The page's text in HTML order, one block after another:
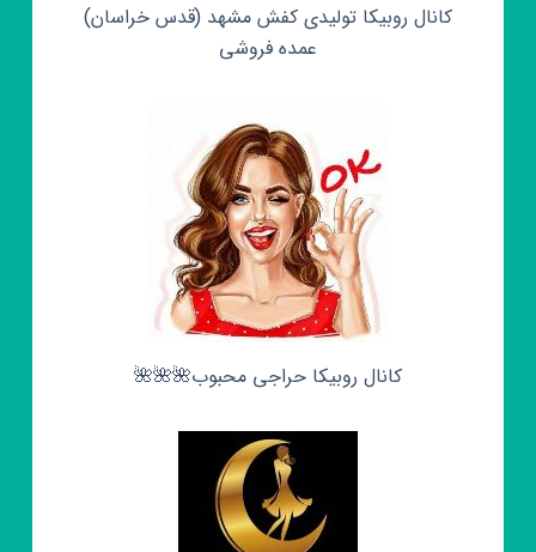
کانال روبیکا تولیدی کفش مشهد (قدس خراسان)
عمده فروشی
کانال روبیکا حراجی محبوب🌺🌺🌺